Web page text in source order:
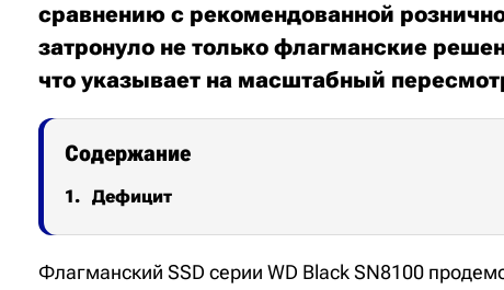
сравнению с рекомендованной
затронуло не только флагманские
что указывает на масштабный
Содержание
Дефицит
Флагманский SSD серии WD Black SN8100